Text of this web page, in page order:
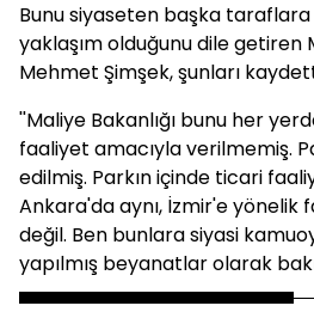
Bunu siyaseten başka
yaklaşım olduğunu dile getiren
Mehmet Şimşek, şunları
''Maliye Bakanlığı bunu her
faaliyet amacıyla verilmemiş.
edilmiş. Parkın içinde ticari
Ankara'da aynı, İzmir'e yönelik
değil. Ben bunlara siyasi
yapılmış beyanatlar olarak